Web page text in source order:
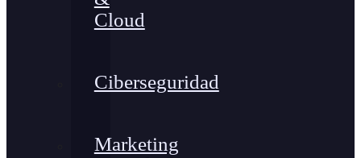
Cloud
Ciberseguridad
Marketing